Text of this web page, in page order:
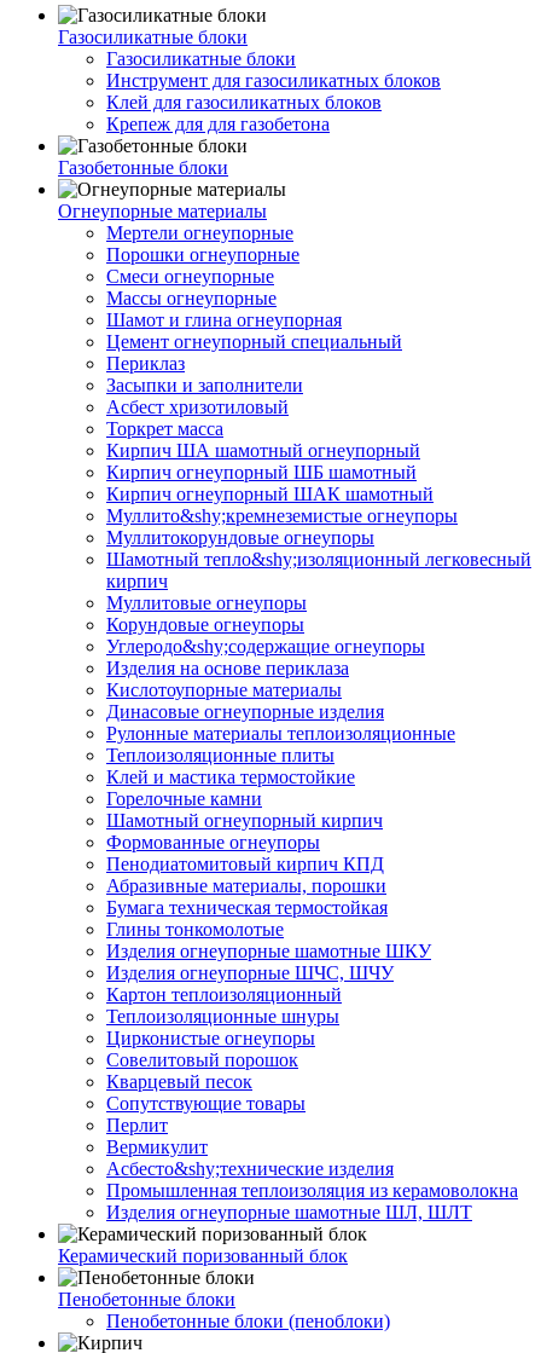
Газосиликатные блоки
Газосиликатные блоки
Инструмент для газосиликатных блоков
Клей для газосиликатных блоков
Крепеж для для газобетона
Газобетонные блоки
Огнеупорные материалы
Мертели огнеупорные
Порошки огнеупорные
Смеси огнеупорные
Массы огнеупорные
Шамот и глина огнеупорная
Цемент огнеупорный специальный
Периклаз
Засыпки и заполнители
Асбест хризотиловый
Торкрет масса
Кирпич ША шамотный огнеупорный
Кирпич огнеупорный ШБ шамотный
Кирпич огнеупорный ШАК шамотный
Муллито&shy;­кремнеземистые огнеупоры
Муллито­корундовые огнеупоры
Шамотный тепло&shy;изоляционный легковесный
кирпич
Муллитовые огнеупоры
Корундовые огнеупоры
Углеродо&shy;содержащие огнеупоры
Изделия на основе периклаза
Кислотоупорные материалы
Динасовые огнеупорные изделия
Рулонные материалы теплоизоляционные
Тепло­изоляционные плиты
Клей и мастика термостойкие
Горелочные камни
Шамотный огнеупорный кирпич
Формованные огнеупоры
Пенодиатомитовый кирпич КПД
Абразивные материалы, порошки
Бумага техническая термостойкая
Глины тонкомолотые
Изделия огнеупорные шамотные ШКУ
Изделия огнеупорные ШЧС, ШЧУ
Картон теплоизоляционный
Теплоизоляционные шнуры
Цирконистые огнеупоры
Совелитовый порошок
Кварцевый песок
Сопутствующие товары
Перлит
Вермикулит
Асбесто&shy;технические изделия
Промышленная теплоизоляция из керамоволокна
Изделия огнеупорные шамотные ШЛ, ШЛТ
Керамический поризованный блок
Пенобетонные блоки
Пенобетонные блоки (пеноблоки)